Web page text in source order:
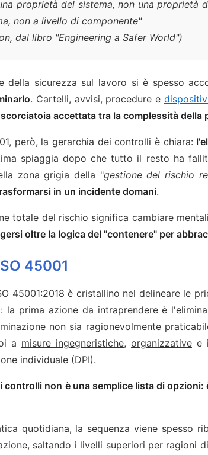
proprietà del sistema, non una proprietà
non a livello di componente"
dal libro "Engineering a Safer World"​)
della sicurezza sul lavoro si è spesso
. Cartelli, avvisi, procedure e
accettata tra la complessità
però, la gerarchia dei controlli è chiara:
spiaggia dopo che tutto il resto ha
zona grigia della "gestione del rischio
in un incidente domani.
totale del rischio significa cambiare
oltre la logica del "contenere" per
45001
45001:2018 è cristallino nel delineare le
la prima azione da intraprendere è
non sia ragionevolmente
a misure ingegneristiche, organizzative e
individuale (DPI).
controlli non è una semplice lista di
quotidiana, la sequenza viene spesso
saltando i livelli superiori per ragioni